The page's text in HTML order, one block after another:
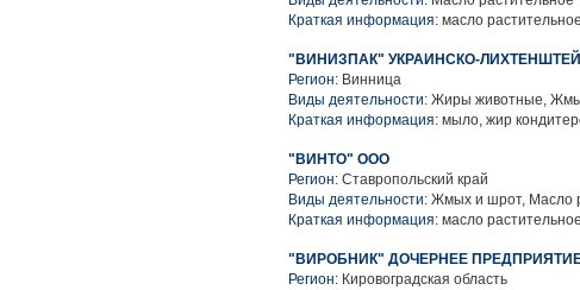
Краткая информация: масло растительное
"ВИНИЗПАК" УКРАИНСКО-
Регион: Винница
Виды деятельности: Жиры животные,
Краткая информация: мыло, жир
"ВИНТО" ООО
Регион: Ставропольский край
Виды деятельности: Жмых и шрот, Масло
Краткая информация: масло
"ВИРОБНИК" ДОЧЕРНЕЕ
Регион: Кировоградская область